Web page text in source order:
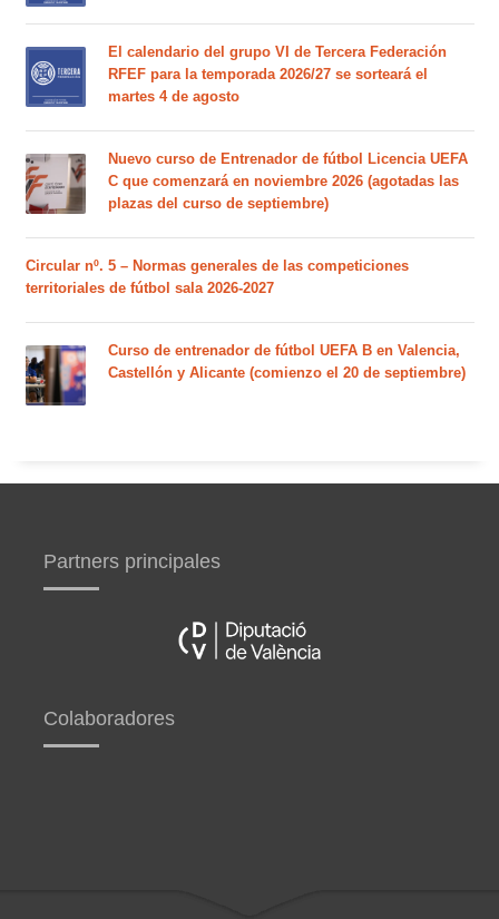
El calendario del grupo VI de Tercera Federación
RFEF para la temporada 2026/27 se sorteará el
martes 4 de agosto
Nuevo curso de Entrenador de fútbol Licencia UEFA
C que comenzará en noviembre 2026 (agotadas las
plazas del curso de septiembre)
Circular nº. 5 – Normas generales de las competiciones
territoriales de fútbol sala 2026-2027
Curso de entrenador de fútbol UEFA B en Valencia,
Castellón y Alicante (comienzo el 20 de septiembre)
Partners principales
Colaboradores